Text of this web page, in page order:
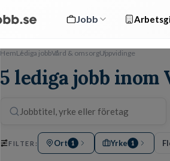
Jobb
HemLediga jobbVård & omsorgUppvidinge
5 lediga jobb inom
FILTER: Ort 1 Yrke 1